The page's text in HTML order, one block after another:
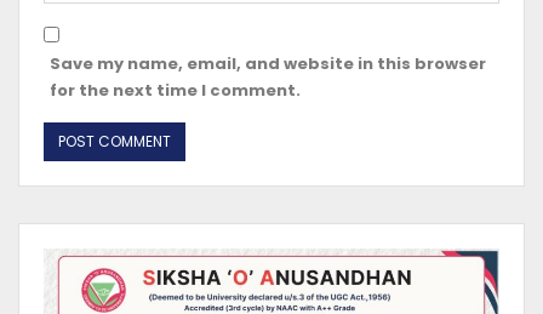
Save my name, email, and website in this browser
for the next time I comment.